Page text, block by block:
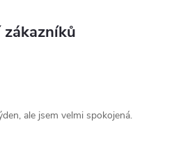
ale jsem velmi spokojená.